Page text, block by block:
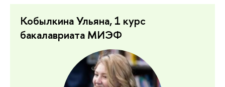
Кобылкина Ульяна, 1 курс
бакалавриата МИЭФ